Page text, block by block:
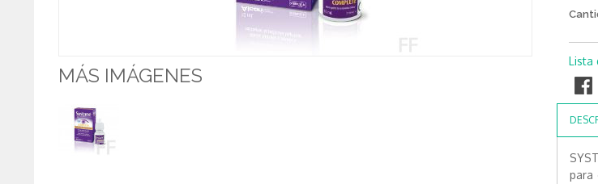
MÁS IMÁGENES
Lista
para